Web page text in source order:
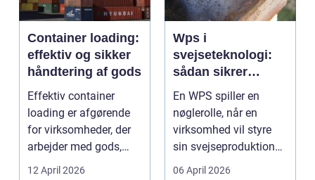
Container loading:
effektiv og sikker
håndtering af gods
Effektiv container
loading er afgørende
for virksomheder, der
arbejder med gods,
skrot eller ...
12 April 2026
Wps i
svejseteknologi:
sådan sikrer
virksomheder
kvalitet og
sporbarhed
En WPS spiller en
nøglerolle, når en
virksomhed vil styre
sin svejseproduktion
sikkert, ensartet og ...
06 April 2026